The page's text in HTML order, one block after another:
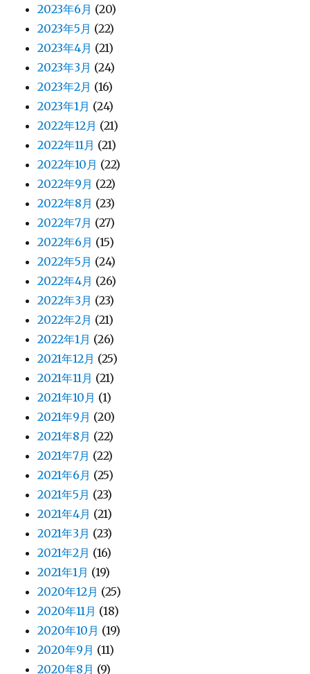
2023年6月 (20)
2023年5月 (22)
2023年4月 (21)
2023年3月 (24)
2023年2月 (16)
2023年1月 (24)
2022年12月 (21)
2022年11月 (21)
2022年10月 (22)
2022年9月 (22)
2022年8月 (23)
2022年7月 (27)
2022年6月 (15)
2022年5月 (24)
2022年4月 (26)
2022年3月 (23)
2022年2月 (21)
2022年1月 (26)
2021年12月 (25)
2021年11月 (21)
2021年10月 (1)
2021年9月 (20)
2021年8月 (22)
2021年7月 (22)
2021年6月 (25)
2021年5月 (23)
2021年4月 (21)
2021年3月 (23)
2021年2月 (16)
2021年1月 (19)
2020年12月 (25)
2020年11月 (18)
2020年10月 (19)
2020年9月 (11)
2020年8月 (9)